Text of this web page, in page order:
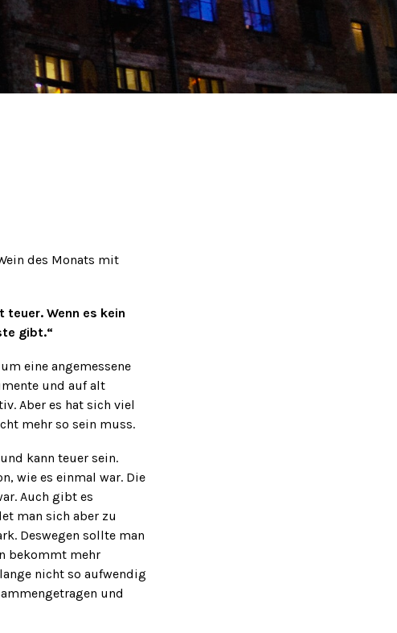
des Monats mit
Wenn es kein
gibt.“
eine angemessene
und auf alt
Aber es hat sich viel
mehr so sein muss.
kann teuer sein.
wie es einmal war. Die
Auch gibt es
man sich aber zu
Deswegen sollte man
bekommt mehr
nicht so aufwendig
und